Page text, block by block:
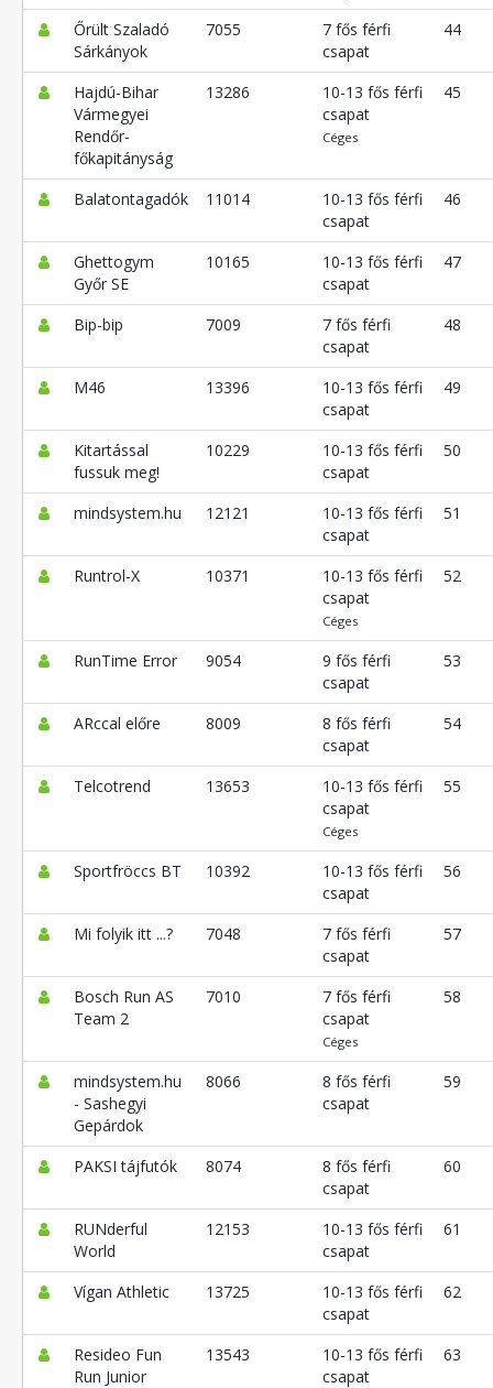
Őrült Szaladó
Sárkányok
7055
7 fős férfi
csapat
44
Hajdú-Bihar
Vármegyei
Rendőr-
főkapitányság
13286
10-13 fős férfi
csapat
Céges
45
Balatontagadók 11014
10-13 fős férfi
csapat
46
Ghettogym
Győr SE
10165
10-13 fős férfi
csapat
47
Bip-bip 7009
7 fős férfi
csapat
48
M46 13396
10-13 fős férfi
csapat
49
Kitartással
fussuk meg!
10229
10-13 fős férfi
csapat
50
mindsystem.hu 12121
10-13 fős férfi
csapat
51
Runtrol-X 10371
10-13 fős férfi
csapat
Céges
52
RunTime Error 9054
9 fős férfi
csapat
53
ARccal előre 8009
8 fős férfi
csapat
54
Telcotrend 13653
10-13 fős férfi
csapat
Céges
55
Sportfröccs BT 10392
10-13 fős férfi
csapat
56
Mi folyik itt ...? 7048
7 fős férfi
csapat
57
Bosch Run AS
Team 2
7010
7 fős férfi
csapat
Céges
58
mindsystem.hu
- Sashegyi
Gepárdok
8066
8 fős férfi
csapat
59
PAKSI tájfutók 8074
8 fős férfi
csapat
60
RUNderful
World
12153
10-13 fős férfi
csapat
61
Vígan Athletic 13725
10-13 fős férfi
csapat
62
Resideo Fun
Run Junior
13543
10-13 fős férfi
csapat
63